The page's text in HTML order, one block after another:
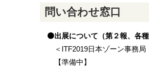
問い合わせ窓口
⚫出展について（第２報、各種
＜ITF2019日本ゾーン事務局
【準備中】